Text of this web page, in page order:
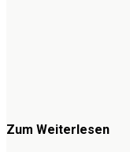
Zum Weiterlesen